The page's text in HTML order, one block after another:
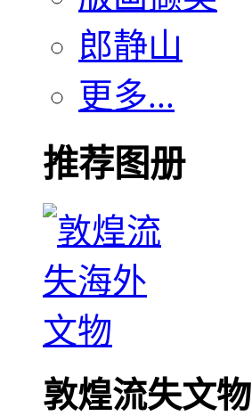
郎静山
更多...
推荐图册
敦煌流失文物